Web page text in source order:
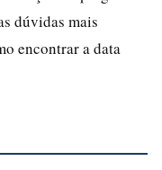
dúvidas mais
encontrar a data